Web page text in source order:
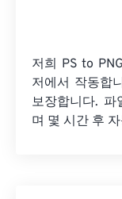
저희 PS to
저에서 작동합
보장합니다. 파
며 몇 시간 후